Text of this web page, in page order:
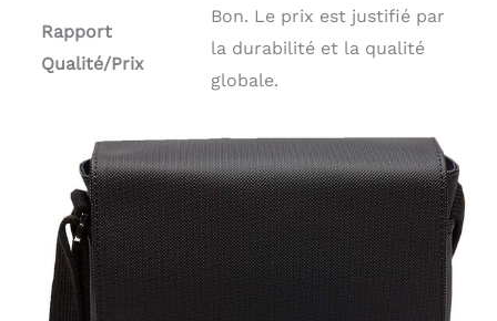
Rapport
Qualité/Prix
Bon. Le prix est justifié par
la durabilité et la qualité
globale.